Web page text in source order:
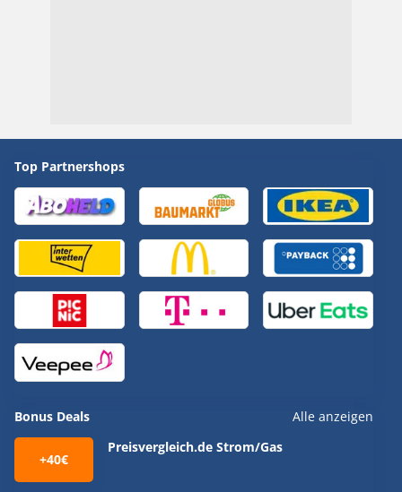
Top Partnershops
Bonus Deals Alle anzeigen
+40€
Preisvergleich.de Strom/Gas